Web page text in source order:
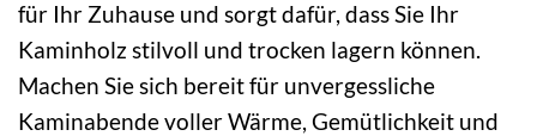
für Ihr Zuhause und sorgt dafür, dass Sie Ihr
Kaminholz stilvoll und trocken lagern können.
Machen Sie sich bereit für unvergessliche
Kaminabende voller Wärme, Gemütlichkeit und